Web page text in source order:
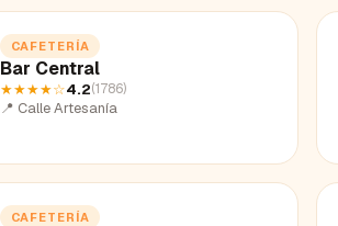
CAFETERÍA
Bar Central
★★★★☆4.2(1786)
📍 Calle Artesanía
CAFETERÍA